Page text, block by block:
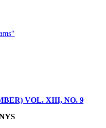
VOL. XIII, NO. 9